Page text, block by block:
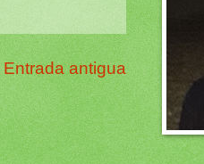
Entrada antigua